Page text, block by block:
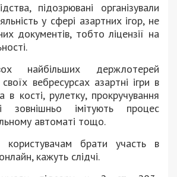
підозрювані організували
у сфері азартних ігор, не
документів, тобто ліцензії на
найбільших держлотерей
вебресурсах азартні ігри в
в кості, рулетку, прокручування
зовнішньо імітують процес
автоматі тощо.
брати участь в
кажуть слідчі.